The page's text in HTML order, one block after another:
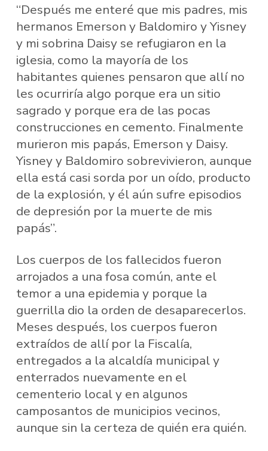
“Después me enteré que mis padres, mis
hermanos Emerson y Baldomiro y Yisney
y mi sobrina Daisy se refugiaron en la
iglesia, como la mayoría de los
habitantes quienes pensaron que allí no
les ocurriría algo porque era un sitio
sagrado y porque era de las pocas
construcciones en cemento. Finalmente
murieron mis papás, Emerson y Daisy.
Yisney y Baldomiro sobrevivieron, aunque
ella está casi sorda por un oído, producto
de la explosión, y él aún sufre episodios
de depresión por la muerte de mis
papás”.
Los cuerpos de los fallecidos fueron
arrojados a una fosa común, ante el
temor a una epidemia y porque la
guerrilla dio la orden de desaparecerlos.
Meses después, los cuerpos fueron
extraídos de allí por la Fiscalía,
entregados a la alcaldía municipal y
enterrados nuevamente en el
cementerio local y en algunos
camposantos de municipios vecinos,
aunque sin la certeza de quién era quién.